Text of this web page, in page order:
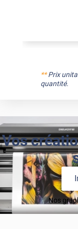
**Prix
quantité.
Vos
Nos